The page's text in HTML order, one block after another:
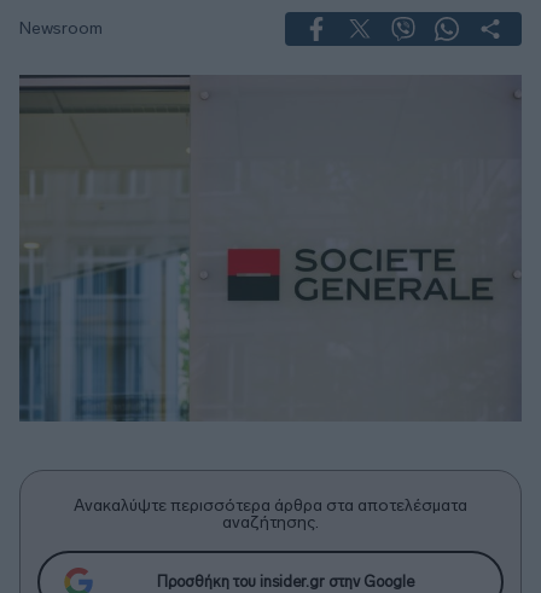
Newsroom
Ανακαλύψτε περισσότερα άρθρα στα αποτελέσματα
αναζήτησης.
Προσθήκη του insider.gr στην Google